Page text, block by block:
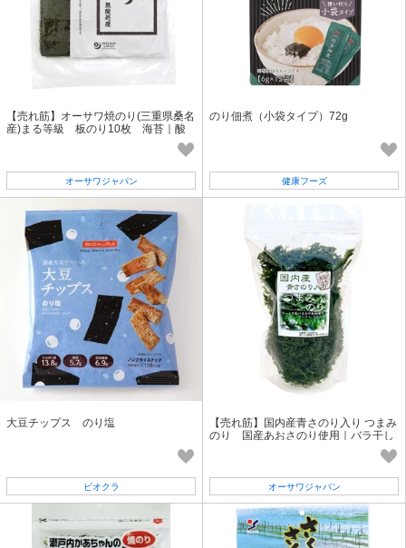
【売れ筋】オーサワ焼のり(三重県桑名
産)まる等級 板のり10枚 海苔｜酸
オーサワジャパン
のり佃煮（小袋タイプ）72g
健康フーズ
大豆チップス のり塩
ビオクラ
【売れ筋】国内産青さのり入り つまみ
のり 国産あおさのり使用｜バラ干し
オーサワジャパン